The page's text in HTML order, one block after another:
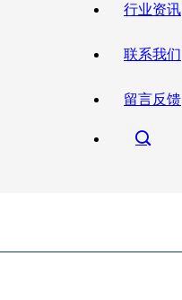
行业资讯
联系我们
留言反馈